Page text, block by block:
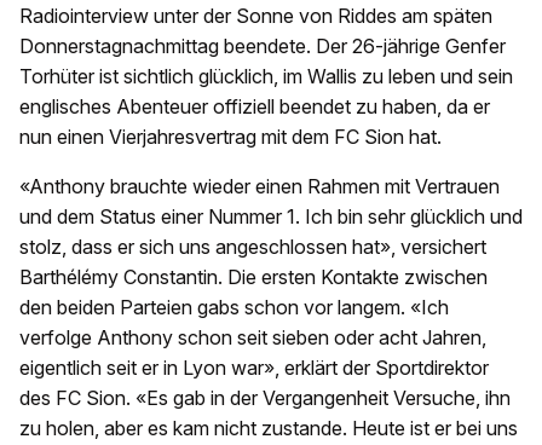
Radiointerview unter der Sonne von Riddes am späten
Donnerstagnachmittag beendete. Der 26-jährige Genfer
Torhüter ist sichtlich glücklich, im Wallis zu leben und sein
englisches Abenteuer offiziell beendet zu haben, da er
nun einen Vierjahresvertrag mit dem FC Sion hat.
«Anthony brauchte wieder einen Rahmen mit Vertrauen
und dem Status einer Nummer 1. Ich bin sehr glücklich und
stolz, dass er sich uns angeschlossen hat», versichert
Barthélémy Constantin. Die ersten Kontakte zwischen
den beiden Parteien gabs schon vor langem. «Ich
verfolge Anthony schon seit sieben oder acht Jahren,
eigentlich seit er in Lyon war», erklärt der Sportdirektor
des FC Sion. «Es gab in der Vergangenheit Versuche, ihn
zu holen, aber es kam nicht zustande. Heute ist er bei uns